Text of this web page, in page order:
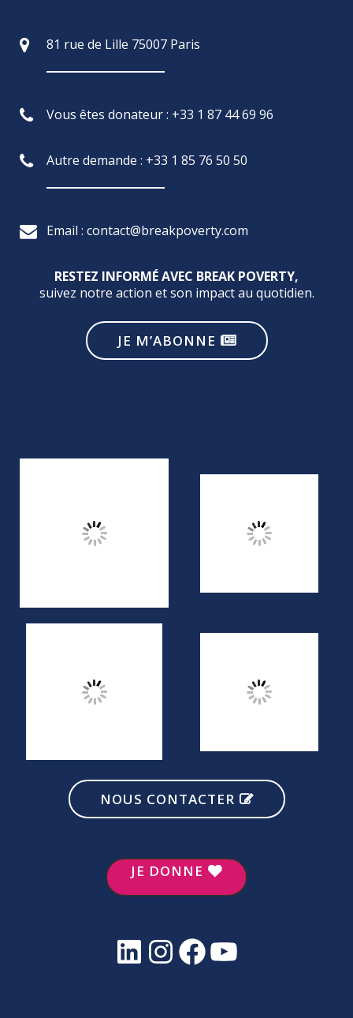
81 rue de Lille 75007 Paris
Vous êtes donateur : +33 1 87 44 69 96
Autre demande : +33 1 85 76 50 50
Email : contact@breakpoverty.com
RESTEZ INFORMÉ AVEC BREAK POVERTY,
suivez notre action et son impact au quotidien.
JE M’ABONNE
NOUS CONTACTER
JE DONNE
LinkedInInstagramFacebookYouTube